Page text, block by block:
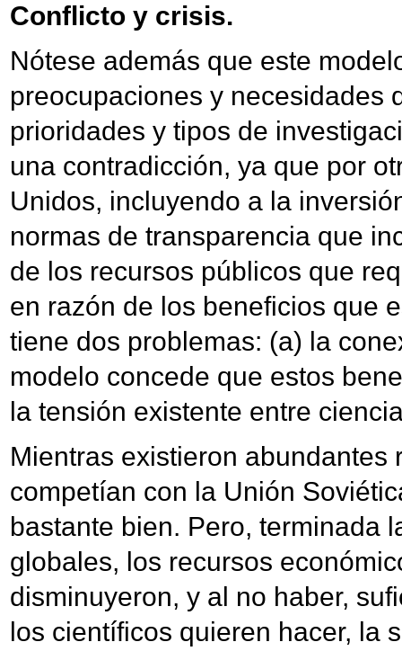
Conflicto y crisis.
Nótese además que este
preocupaciones y necesidades
prioridades y tipos de
una contradicción, ya que por
Unidos, incluyendo a la
normas de transparencia que
de los recursos públicos que
en razón de los beneficios que
tiene dos problemas: (a) la
modelo concede que estos
la tensión existente entre
Mientras existieron
competían con la Unión
bastante bien. Pero, terminada
globales, los recursos
disminuyeron, y al no haber,
los científicos quieren hacer, la